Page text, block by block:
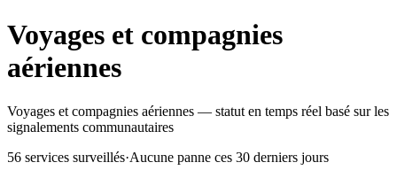
Voyages et compagnies
aériennes
Voyages et compagnies aériennes — statut en temps réel basé sur les
signalements communautaires
56 services surveillés·Aucune panne ces 30 derniers jours